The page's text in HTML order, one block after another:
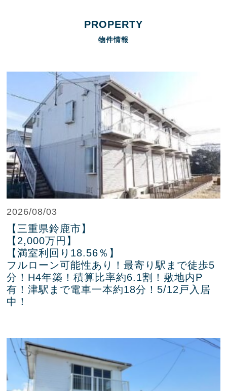
PROPERTY
物件情報
2026/08/03
【三重県鈴鹿市】
【2,000万円】
【満室利回り18.56％】
フルローン可能性あり！最寄り駅まで徒歩5
分！H4年築！積算比率約6.1割！敷地内P
有！津駅まで電車一本約18分！5/12戸入居
中！